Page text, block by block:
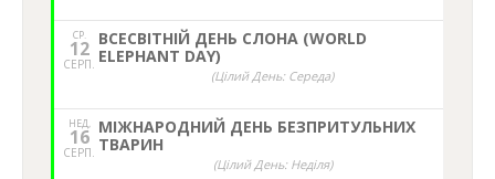
СР.
12
СЕРП.
ВСЕСВІТНІЙ ДЕНЬ СЛОНА (WORLD
ELEPHANT DAY)
(Цілий День: Середа)
НЕД,
16
СЕРП.
МІЖНАРОДНИЙ ДЕНЬ БЕЗПРИТУЛЬНИХ
ТВАРИН
(Цілий День: Неділя)